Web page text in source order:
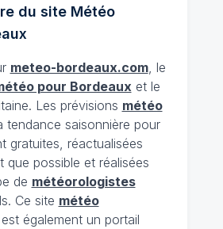
du site Météo
meteo-bordeaux.com, le
pour Bordeaux et le
Les prévisions météo
tendance saisonnière pour
gratuites, réactualisées
que possible et réalisées
de météorologistes
Ce site météo
également un portail